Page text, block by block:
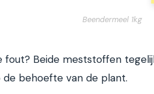
Beendermeel 1kg
fout? Beide meststoffen
de behoefte van de plant.